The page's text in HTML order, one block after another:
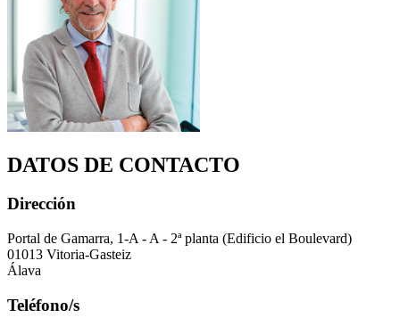
DATOS DE CONTACTO
Dirección
Portal de Gamarra, 1-A - A - 2ª planta (Edificio el Boulevard)
01013 Vitoria-Gasteiz
Álava
Teléfono/s